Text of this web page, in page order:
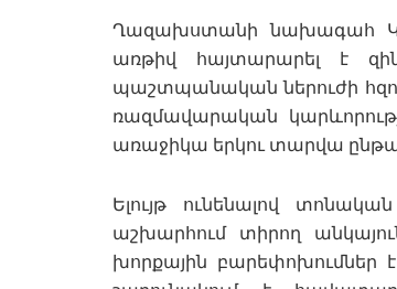
Ղազախստանի նախագահ
առթիվ հայտարարել է
պաշտպանական ներուժի
ռազմավարական
առաջիկա երկու տարվա
Ելույթ ունենալով
աշխարհում տիրող
խորքային